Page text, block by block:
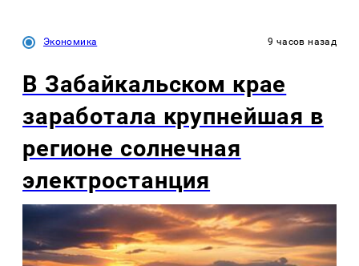
Экономика 9 часов назад
В Забайкальском крае
заработала крупнейшая в
регионе солнечная
электростанция